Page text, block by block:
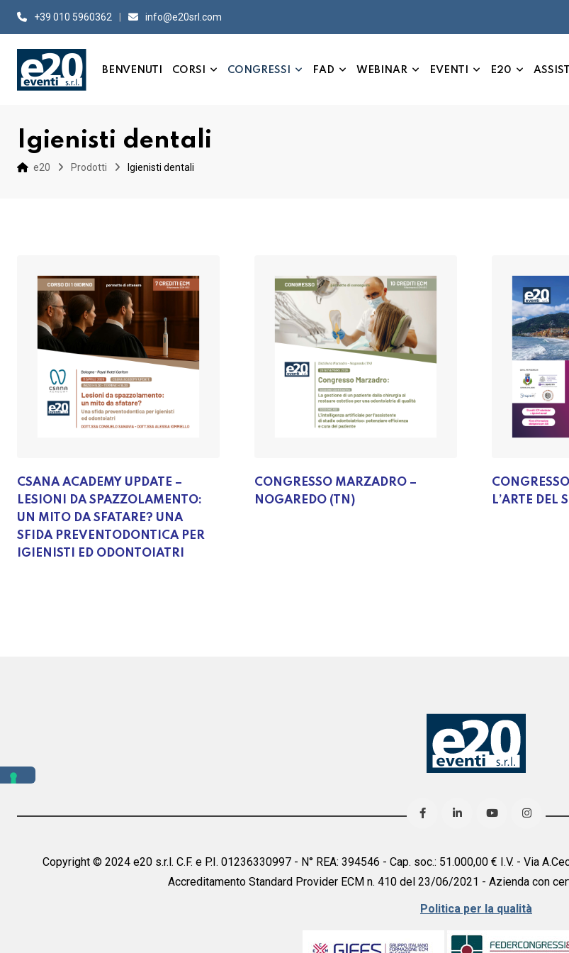
Skip
content
+39 010 5960362 info@e20srl.com⁣
BENVENUTI CORSI CONGRESSI FAD WEBINAR EVENTI E20
Igienisti dentali
e20 Prodotti Igienisti dentali
CSANA ACADEMY UPDATE –
LESIONI DA SPAZZOLAMENTO:
UN MITO DA SFATARE? UNA
SFIDA PREVENTODONTICA PER
IGIENISTI ED ODONTOIATRI
CONGRESSO MARZADRO –
NOGAREDO (TN)
L’ARTE DEL
Copyright © 2024 e20 s.r.l. C.F. e P.I. 01236330997 - N° REA: 394546 - Cap. soc.: 51.000,00 € I.V. - Via
Accreditamento Standard Provider ECM n. 410 del 23/06/2021 - Azienda con
Politica per la qualità